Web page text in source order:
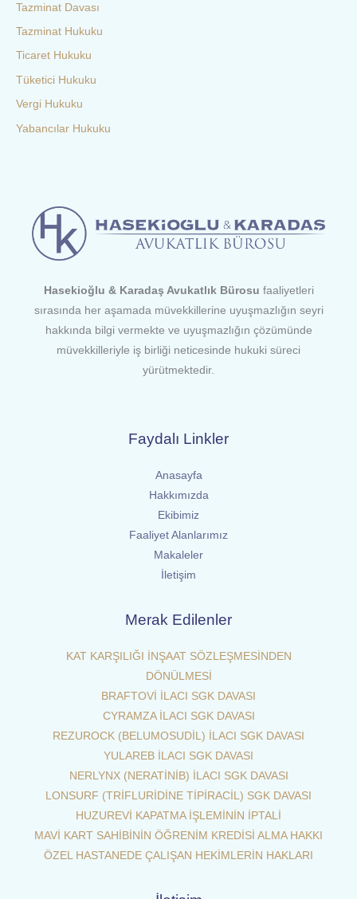
Tazminat Davası
Tazminat Hukuku
Ticaret Hukuku
Tüketici Hukuku
Vergi Hukuku
Yabancılar Hukuku
Hasekioğlu & Karadaş Avukatlık Bürosu faaliyetleri
sırasında her aşamada müvekkillerine uyuşmazlığın seyri
hakkında bilgi vermekte ve uyuşmazlığın çözümünde
müvekkilleriyle iş birliği neticesinde hukuki süreci
yürütmektedir.
Faydalı Linkler
Anasayfa
Hakkımızda
Ekibimiz
Faaliyet Alanlarımız
Makaleler
İletişim
Merak Edilenler
KAT KARŞILIĞI İNŞAAT SÖZLEŞMESİNDEN
DÖNÜLMESİ
BRAFTOVİ İLACI SGK DAVASI
CYRAMZA İLACI SGK DAVASI
REZUROCK (BELUMOSUDİL) İLACI SGK DAVASI
YULAREB İLACI SGK DAVASI
NERLYNX (NERATİNİB) İLACI SGK DAVASI
LONSURF (TRİFLURİDİNE TİPİRACİL) SGK DAVASI
HUZUREVİ KAPATMA İŞLEMİNİN İPTALİ
MAVİ KART SAHİBİNİN ÖĞRENİM KREDİSİ ALMA HAKKI
ÖZEL HASTANEDE ÇALIŞAN HEKİMLERİN HAKLARI